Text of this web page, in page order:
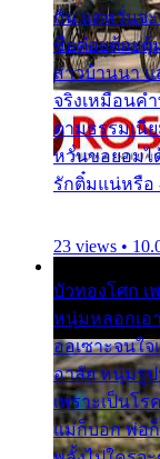
กัน แต่หวั่นจ
ชื่อต๋อยต้อยตุ้
สาวบ้านนา
จริงเหมือนค
ตามธรรมเนี
หวั่นขอยอมไ
รักติ๋มแน่หรือ
23 views •
บัวทองโศก เ
หนุ่มหลอกเอ
ออเซาะจนใจ
อาลัย หนุ่มรูป
เพราะเป็นโร
แม่ก็บอก พ่อก็